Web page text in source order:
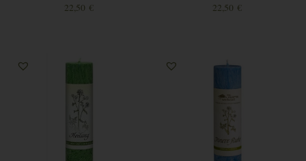
22,50 € 22,50 €